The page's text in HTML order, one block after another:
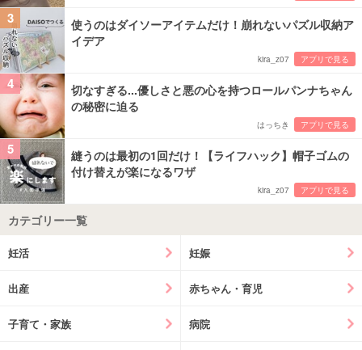
3
使うのはダイソーアイテムだけ！崩れないパズル収納ア
イデア
kira_z07 アプリで見る
4
切なすぎる...優しさと悪の心を持つロールパンナちゃん
の秘密に迫る
はっちき アプリで見る
5
縫うのは最初の1回だけ！【ライフハック】帽子ゴムの
付け替えが楽になるワザ
kira_z07 アプリで見る
カテゴリー一覧
妊活 妊娠
出産 赤ちゃん・育児
子育て・家族 病院